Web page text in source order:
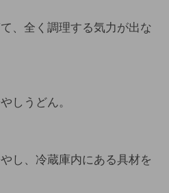
、全く調理する気力が出な
しうどん。
し、冷蔵庫内にある具材を